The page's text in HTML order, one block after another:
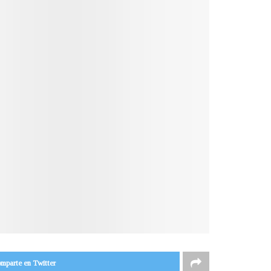
en Twitter